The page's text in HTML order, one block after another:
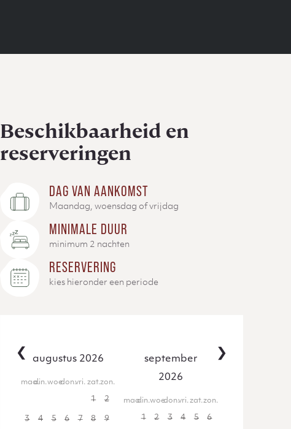
Beschikbaarheid en
reserveringen
DAG VAN AANKOMST
Maandag, woensdag of vrijdag
MINIMALE DUUR
minimum 2 nachten
RESERVERING
kies hieronder een periode
‹ ›
augustus 2026
maa.din.woe.don.vri. zat.zon.
1 2
3 4 5 6 7 8 9
september
2026
maa.din.woe.don.vri. zat.zon.
1 2 3 4 5 6